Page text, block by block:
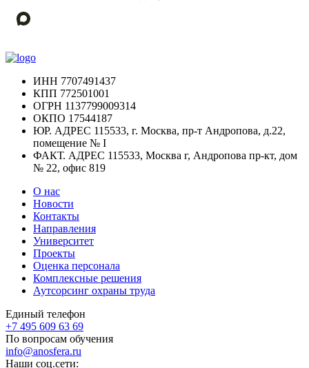
ИНН 7707491437
КПП 772501001
ОГРН 1137799009314
ОКПО 17544187
ЮР. АДРЕС 115533, г. Москва, пр-т Андропова, д.22,
помещение № I
ФАКТ. АДРЕС 115533, Москва г, Андропова пр-кт, дом
№ 22, офис 819
О нас
Новости
Контакты
Направления
Университет
Проекты
Оценка персонала
Комплексные решения
Аутсорсинг охраны труда
Единый телефон
+7 495 609 63 69
По вопросам обучения
info@anosfera.ru
Наши соц.сети: